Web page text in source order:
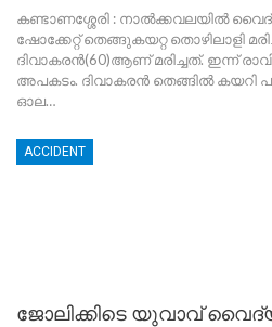
കണ്ടാണശ്ശേരി : നാൽക്കവലയിൽ
ഷോക്കേറ്റ് തെങ്ങുകയറ്റ തൊഴിലാളി
ദിവാകരൻ(60)ആണ് മരിച്ചത്. ഇന്ന്
അപകടം. ദിവാകരൻ തെങ്ങിൽ കയറി
ഓല…
ACCIDENT
ജോലിക്കിടെ യുവാവ്